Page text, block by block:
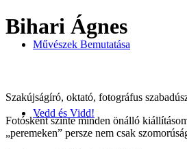
Művészek Bemutatása
Vedd és Vidd!
Bihari Ágnes
Szakújságíró, oktató, fotográfus
Fotósként szinte minden önálló
„peremeken” persze nem csak